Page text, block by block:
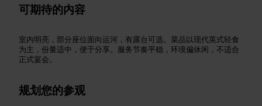
可期待的内容
室内明亮，部分座位面向运河，有露台可选。菜品以现代英式轻食
为主，份量适中，便于分享。服务节奏平稳，环境偏休闲，不适合
正式宴会。
规划您的参观